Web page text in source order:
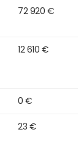
72 920 €
12 610 €
0 €
23 €